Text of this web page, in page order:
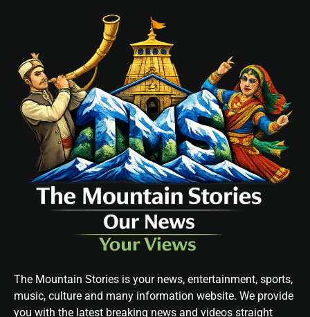
The Mountain Stories is your news, entertainment, sports,
music, culture and many information website. We provide
you with the latest breaking news and videos straight